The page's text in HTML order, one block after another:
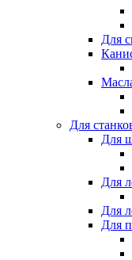
Для
Для
Для
Для
Для
Для